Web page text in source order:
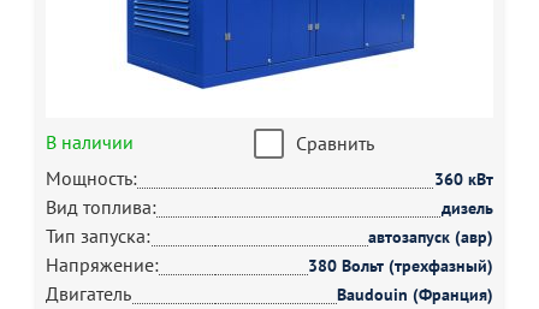
В наличии
Сравнить
Мощность:
360 кВт
Вид топлива: дизель
Тип запуска: автозапуск (авр)
Напряжение: 380 Вольт (трехфазный)
Двигатель Baudouin (Франция)